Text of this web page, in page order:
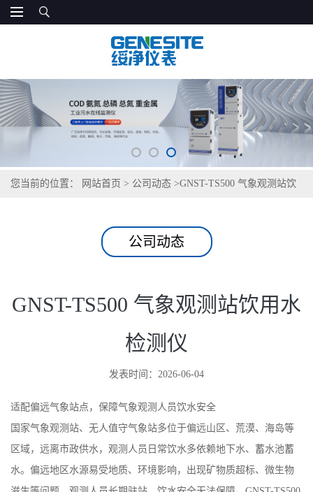
网站首页>公司动态>GNST-TS500 气象观测站饮
GNST-TS500 气象观测站饮用水
检测仪
适配偏远气象站点，保障气象观测人员饮水安全
国家气象观测站、无人值守气象站多位于偏远山区、荒漠、海岛等